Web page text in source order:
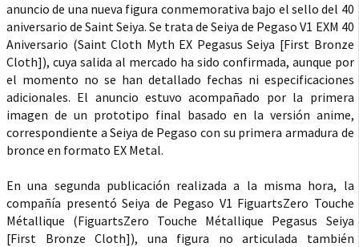
anuncio de una nueva figura conmemorativa bajo el sello del 40
aniversario de Saint Seiya. Se trata de Seiya de Pegaso V1 EXM 40
Aniversario (Saint Cloth Myth EX Pegasus Seiya [First Bronze
Cloth]), cuya salida al mercado ha sido confirmada, aunque por
el momento no se han detallado fechas ni especificaciones
adicionales. El anuncio estuvo acompañado por la primera
imagen de un prototipo final basado en la versión anime,
correspondiente a Seiya de Pegaso con su primera armadura de
bronce en formato EX Metal.
En una segunda publicación realizada a la misma hora, la
compañía presentó Seiya de Pegaso V1 FiguartsZero Touche
Métallique (FiguartsZero Touche Métallique Pegasus Seiya
[First Bronze Cloth]), una figura no articulada también